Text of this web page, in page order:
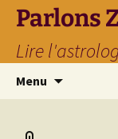
Parlons
Lire
Menu